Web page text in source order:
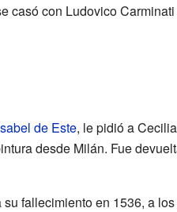
casó con Ludovico
de Este, le pidió a
desde Milán. Fue
fallecimiento en 1536, a